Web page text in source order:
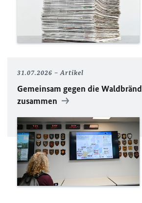
31.07.2026 Artikel
Gemeinsam gegen die
zusammen